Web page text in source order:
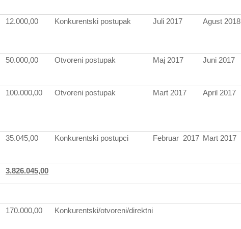
12.000,00 Konkurentski postupak Juli 2017 Agust 2018
50.000,00 Otvoreni postupak Maj 2017 Juni 2017
100.000,00 Otvoreni postupak Mart 2017 April 2017
35.045,00 Konkurentski postupci Februar 2017 Mart 2017
3.826.045,00
170.000,00 Konkurentski/otvoreni/direktni